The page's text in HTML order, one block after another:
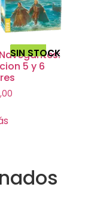
SIN STOCK
5 y 6